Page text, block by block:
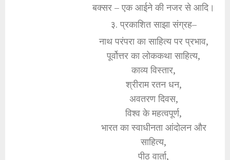
बक्सर – एक आईने की नजर से आदि।
३. प्रकाशित साझा संग्रह–
नाथ परंपरा का साहित्य पर प्रभाव,
पूर्वोत्तर का लोककथा साहित्य,
काव्य विस्तार,
श्रीराम रतन धन,
अवतरण दिवस,
विश्व के महत्वपूर्ण,
भारत का स्वाधीनता आंदोलन और
साहित्य,
पीठ वार्ता,